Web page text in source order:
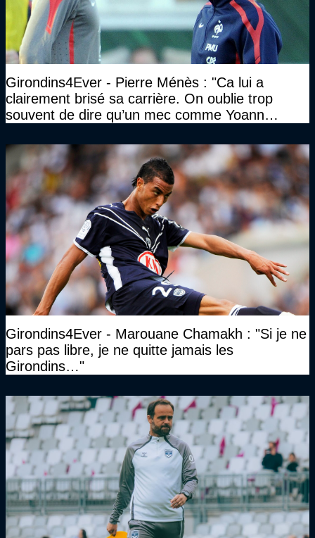
Girondins4Ever - Pierre Ménès : "Ca lui a
clairement brisé sa carrière. On oublie trop
souvent de dire qu’un mec comme Yoann
Girondins4Ever - Marouane Chamakh : "Si je ne
pars pas libre, je ne quitte jamais les
Girondins…"